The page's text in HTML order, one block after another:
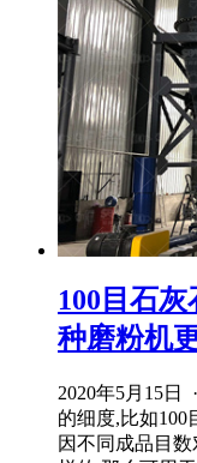
100目石
种磨粉机
2020年5月15日
的细度,比如100
因不同成品目